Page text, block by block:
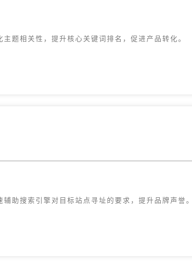
题相关性，提升核心关键词排名，促进产品转化。
助搜索引擎对目标站点寻址的要求，提升品牌声誉